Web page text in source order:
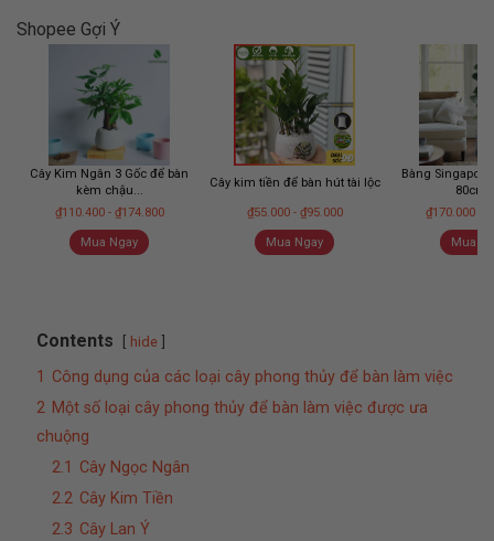
Shopee Gợi Ý
Cây Kim Ngân 3 Gốc để bàn
kèm chậu...
₫110.400 - ₫174.800
Mua Ngay
Cây kim tiền để bàn hút tài lộc
₫55.000 - ₫95.000
Mua Ngay
Bàng
80cm
₫170.000 -
Mua
Contents hide
1
Công dụng của các loại cây phong thủy để bàn làm việc
2 Một số loại cây phong thủy để bàn làm việc được ưa
chuộng
2.1
Cây Ngọc Ngân
2.2 Cây Kim Tiền
2.3 Cây Lan Ý